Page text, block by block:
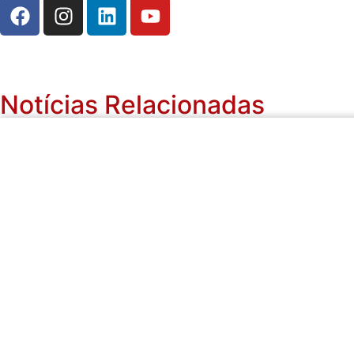
Notícias Relacionadas